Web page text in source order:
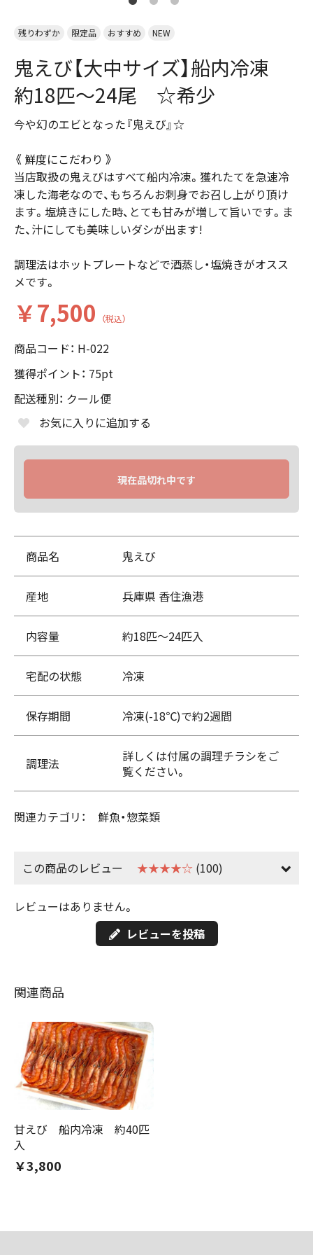
残りわずか 限定品 おすすめ NEW
鬼えび【大中サイズ】船内冷凍
約18匹～24尾 ☆希少
今や幻のエビとなった『鬼えび』☆
《 鮮度にこだわり 》
当店取扱の鬼えびはすべて船内冷凍。獲れたてを急速冷
凍した海老なので、もちろんお刺身でお召し上がり頂け
ます。塩焼きにした時、とても甘みが増して旨いです。ま
た、汁にしても美味しいダシが出ます!
調理法はホットプレートなどで酒蒸し・塩焼きがオスス
メです。
￥7,500 （税込）
商品コード： H-022
獲得ポイント： 75pt
配送種別： クール便
お気に入りに追加する
現在品切れ中です
商品名 鬼えび
産地 兵庫県 香住漁港
内容量 約18匹～24匹入
宅配の状態 冷凍
保存期間 冷凍(-18℃)で約2週間
調理法
詳しくは付属の調理チラシをご
覧ください。
関連カテゴリ： 鮮魚・惣菜類
この商品のレビュー ★★★★☆ (100)
レビューはありません。
レビューを投稿
関連商品
甘えび 船内冷凍 約40匹
入
￥3,800